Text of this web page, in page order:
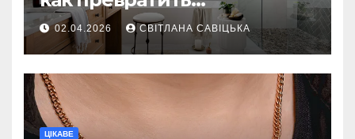
ежедневную гигиену в
восстанавливающий
ритуал
02.04.2026 СВІТЛАНА САВІЦЬКА
ЦІКАВЕ